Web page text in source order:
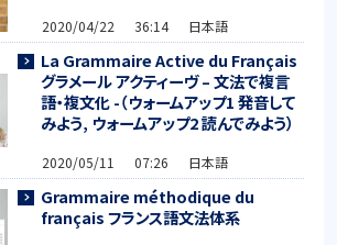
2020/04/22 36:14 日本語
La Grammaire Active du Français
グラメール アクティーヴ – 文法で複言
語・複文化 -（ウォームアップ1 発音して
みよう, ウォームアップ2 読んでみよう）
2020/05/11 07:26 日本語
Grammaire méthodique du
français フランス語文法体系